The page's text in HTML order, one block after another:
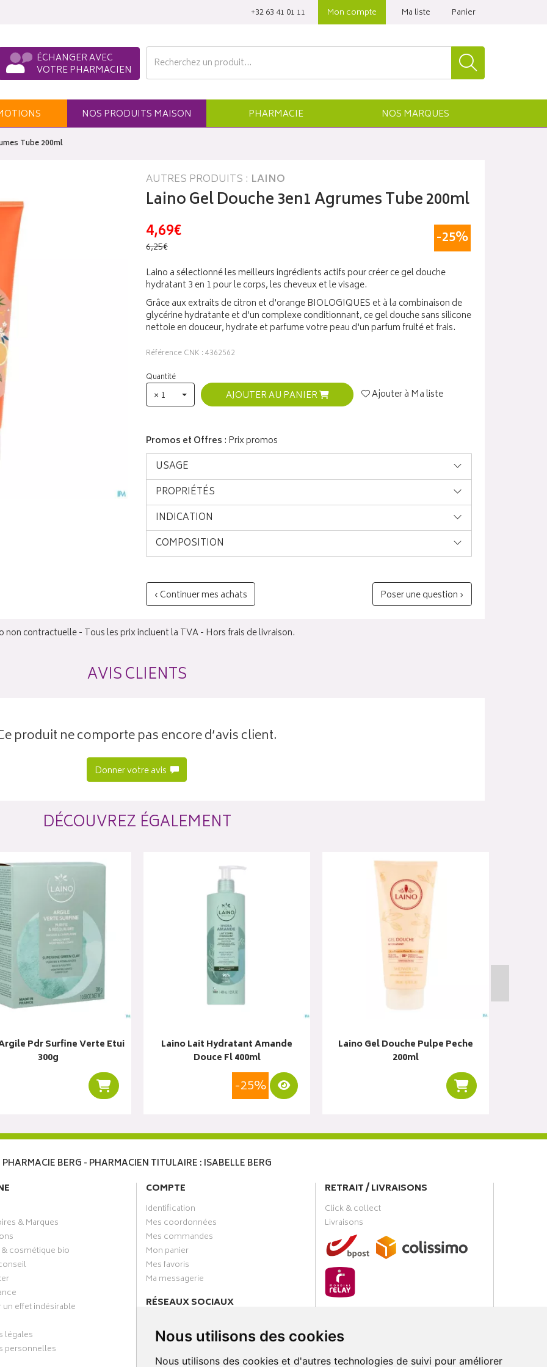
Nous utilisons des cookies
Nous utilisons des cookies et d'autres technologies de suivi pour améliorer
‭+32 63 41 01 11‬ Mon compte Ma liste Panier
ÉCHANGER AVEC
VOTRE PHARMACIEN
TIONS NOS PRODUITS MAISON PHARMACIE NOS MARQUES
Tube 200ml
AUTRES PRODUITS : LAINO
Laino Gel Douche 3en1 Agrumes Tube 200ml
-25%
4,69€
6,25€
Laino a sélectionné les meilleurs ingrédients actifs pour créer ce gel douche
hydratant 3 en 1 pour le corps, les cheveux et le visage.
Grâce aux extraits de citron et d'orange BIOLOGIQUES et à la combinaison de
glycérine hydratante et d'un complexe conditionnant, ce gel douche sans silicone
nettoie en douceur, hydrate et parfume votre peau d'un parfum fruité et frais.
Référence CNK : 4362562
Quantité
× 1 AJOUTER AU PANIER Ajouter à Ma liste
Promos et Offres : Prix promos
USAGE
PROPRIÉTÉS
INDICATION
COMPOSITION
‹ Continuer mes achats Poser une question ›
non contractuelle - Tous les prix incluent la TVA - Hors frais de livraison.
AVIS CLIENTS
produit ne comporte pas encore d’avis client.
Donner votre avis
DÉCOUVREZ ÉGALEMENT
Pdr Surfine Verte Etui
300g
Ajouter au panier
Laino Lait Hydratant Amande
Douce Fl 400ml
-25% Visualiser
Laino Gel Douche Pulpe Peche
200ml
Ajouter au panier
PHARMACIE BERG - PHARMACIEN TITULAIRE : ISABELLE BERG
& Marques
cosmétique bio
effet indésirable
légales
personnelles
COMPTE
Identification
Mes coordonnées
Mes commandes
Mon panier
Mes favoris
Ma messagerie
RÉSEAUX SOCIAUX
Annuaire des pharmacies
RETRAIT / LIVRAISONS
Click & collect
Livraisons